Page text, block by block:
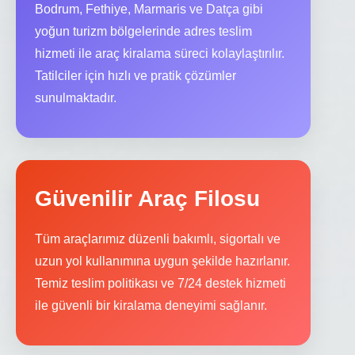
Bodrum, Fethiye, Marmaris ve Datça gibi
yoğun turizm bölgelerinde adres teslim
hizmeti ile araç kiralama süreci kolaylaştırılır.
Tatilciler için hızlı ve pratik çözümler
sunulmaktadır.
Güvenilir Araç Filosu
Tüm araçlarımız düzenli bakımlı, sigortalı ve
uzun yol kullanımına uygun şekilde hazırlanır.
Temiz teslim politikası ve 7/24 destek hizmeti
ile güvenli bir kiralama deneyimi sağlanır.